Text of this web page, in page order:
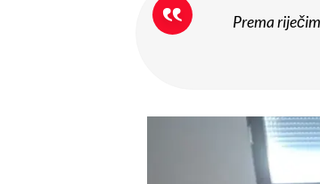
Prema